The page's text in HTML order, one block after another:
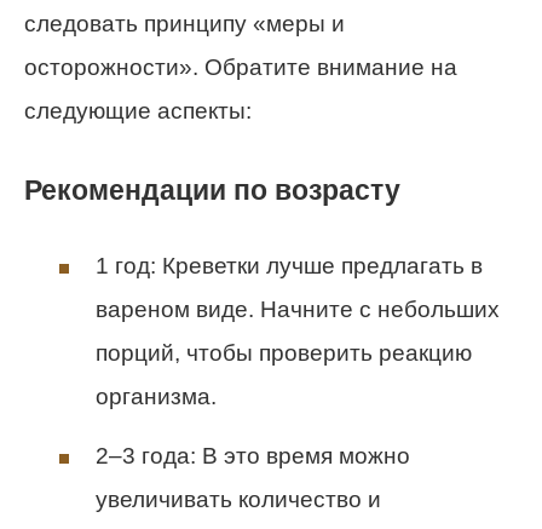
следовать принципу «меры и
осторожности». Обратите внимание на
следующие аспекты:
Рекомендации по возрасту
1 год: Креветки лучше предлагать в
вареном виде. Начните с небольших
порций, чтобы проверить реакцию
организма.
2–3 года: В это время можно
увеличивать количество и